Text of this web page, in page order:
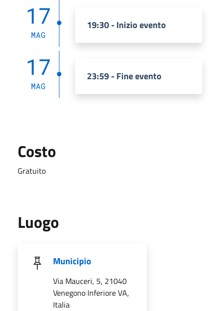
17
MAG
19:30 - Inizio evento
17
MAG
23:59 - Fine evento
Costo
Gratuito
Luogo
Municipio
Via Mauceri, 5, 21040
Venegono Inferiore VA,
Italia